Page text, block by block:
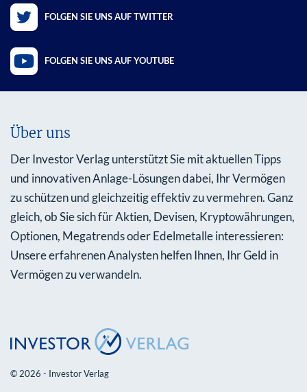
FOLGEN SIE UNS AUF TWITTER
FOLGEN SIE UNS AUF YOUTUBE
Über uns
Der Investor Verlag unterstützt Sie mit aktuellen Tipps
und innovativen Anlage-Lösungen dabei, Ihr Vermögen
zu schützen und gleichzeitig effektiv zu vermehren. Ganz
gleich, ob Sie sich für Aktien, Devisen, Kryptowährungen,
Optionen, Megatrends oder Edelmetalle interessieren:
Unsere erfahrenen Analysten helfen Ihnen, Ihr Geld in
Vermögen zu verwandeln.
© 2026 - Investor Verlag